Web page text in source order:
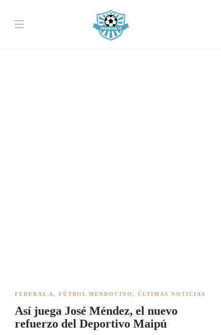
FEDERAL A , FÚTBOL MENDOCINO , ÚLTIMAS NOTICIAS
Así juega José Méndez, el nuevo
refuerzo del Deportivo Maipú